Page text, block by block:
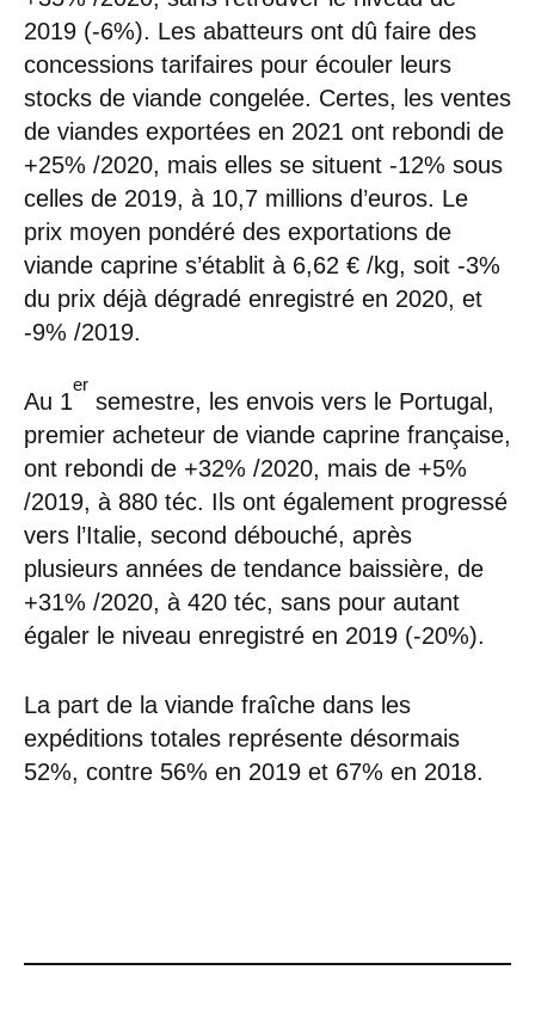
2019 (-6%). Les abatteurs ont dû faire des
concessions tarifaires pour écouler leurs
stocks de viande congelée. Certes, les ventes
de viandes exportées en 2021 ont rebondi de
+25% /2020, mais elles se situent -12% sous
celles de 2019, à 10,7 millions d’euros. Le
prix moyen pondéré des exportations de
viande caprine s’établit à 6,62 € /kg, soit -3%
du prix déjà dégradé enregistré en 2020, et
-9% /2019.
Au 1
er
semestre, les envois vers le Portugal,
premier acheteur de viande caprine française,
ont rebondi de +32% /2020, mais de +5%
/2019, à 880 téc. Ils ont également progressé
vers l’Italie, second débouché, après
plusieurs années de tendance baissière, de
+31% /2020, à 420 téc, sans pour autant
égaler le niveau enregistré en 2019 (-20%).
La part de la viande fraîche dans les
expéditions totales représente désormais
52%, contre 56% en 2019 et 67% en 2018.